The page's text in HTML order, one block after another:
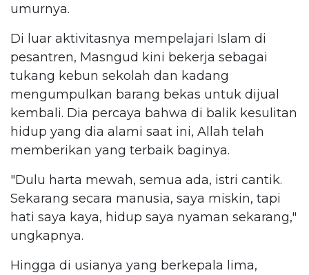
umurnya.
Di luar aktivitasnya mempelajari Islam di
pesantren, Masngud kini bekerja sebagai
tukang kebun sekolah dan kadang
mengumpulkan barang bekas untuk dijual
kembali. Dia percaya bahwa di balik kesulitan
hidup yang dia alami saat ini, Allah telah
memberikan yang terbaik baginya.
"Dulu harta mewah, semua ada, istri cantik.
Sekarang secara manusia, saya miskin, tapi
hati saya kaya, hidup saya nyaman sekarang,"
ungkapnya.
Hingga di usianya yang berkepala lima,